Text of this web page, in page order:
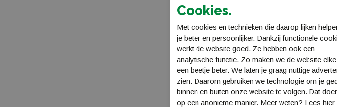
Thetford Duopack
Concentrated Caravan
1302730
Thetford
145 wit
1303800
€ 89,99
Cookies.
Met cookies en technieken die daarop lijken
je beter en persoonlijker. Dankzij functionele
werkt de website goed. Ze hebben ook een
analytische functie. Zo maken we de website
een beetje beter. We laten je graag nuttige
zien. Daarom gebruiken we technologie om je
binnen en buiten onze website te volgen. Dat
op een anonieme manier. Meer weten? Lees hier